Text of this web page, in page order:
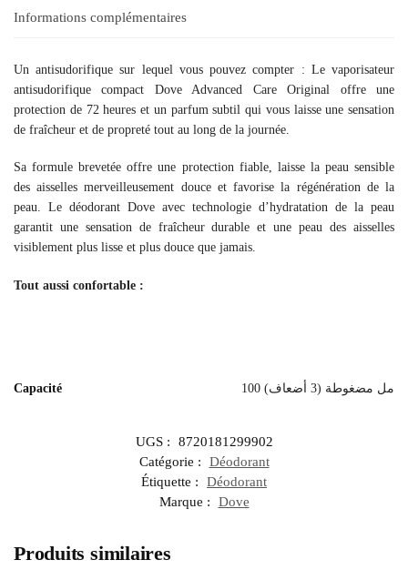
Informations complémentaires
Un antisudorifique sur lequel vous pouvez compter : Le vaporisateur
antisudorifique compact Dove Advanced Care Original offre une
protection de 72 heures et un parfum subtil qui vous laisse une sensation
de fraîcheur et de propreté tout au long de la journée.
Sa formule brevetée offre une protection fiable, laisse la peau sensible
des aisselles merveilleusement douce et favorise la régénération de la
peau. Le déodorant Dove avec technologie d’hydratation de la peau
garantit une sensation de fraîcheur durable et une peau des aisselles
visiblement plus lisse et plus douce que jamais.
Tout aussi confortable :
Capacité 100 مل مضغوطة (3 أضعاف)
UGS :
8720181299902
Catégorie :
Déodorant
Étiquette :
Déodorant
Marque :
Dove
Produits similaires